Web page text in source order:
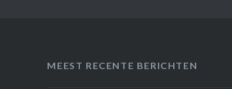
MEEST RECENTE BERICHTEN